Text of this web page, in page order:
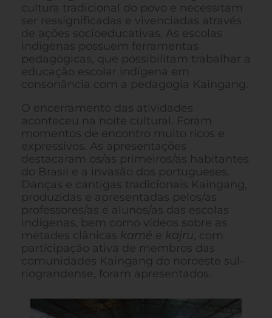
cultura tradicional do povo e necessitam
ser ressignificadas e vivenciadas através
de ações socioeducativas. As escolas
indígenas possuem ferramentas
pedagógicas, que possibilitam trabalhar a
educação escolar indígena em
consonância com a pedagogia Kaingang.
O encerramento das atividades
aconteceu na noite cultural. Foram
momentos de encontro muito ricos e
expressivos. As apresentações
destacaram os/as primeiros/as habitantes
do Brasil e a invasão dos portugueses.
Danças e cantigas tradicionais Kaingang,
produzidas e apresentadas pelos/as
professores/as e alunos/as das escolas
indígenas, bem como vídeos sobre as
metades clânicas kamé e kajru, com
participação ativa de membros das
comunidades Kaingang do noroeste sul-
riograndense, foram apresentados.